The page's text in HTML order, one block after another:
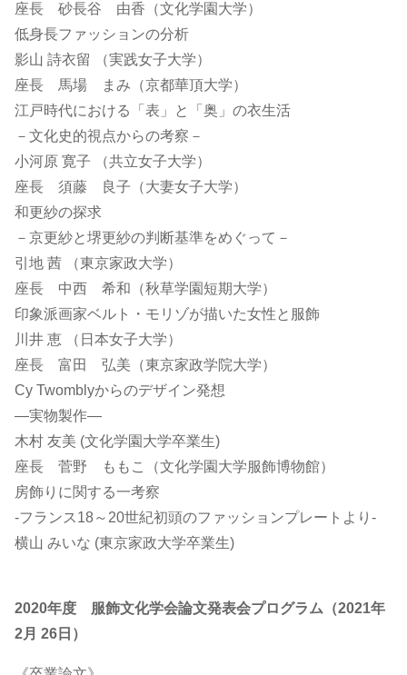
座長 砂長谷 由香（文化学園大学）
低身長ファッションの分析
影山 詩衣留 （実践女子大学）
座長 馬場 まみ（京都華頂大学）
江戸時代における「表」と「奥」の衣生活
－文化史的視点からの考察－
小河原 寛子 （共立女子大学）
座長 須藤 良子（大妻女子大学）
和更紗の探求
－京更紗と堺更紗の判断基準をめぐって－
引地 茜 （東京家政大学）
座長 中西 希和（秋草学園短期大学）
印象派画家ベルト・モリゾが描いた女性と服飾
川井 恵 （日本女子大学）
座長 富田 弘美（東京家政学院大学）
Cy Twomblyからのデザイン発想
―実物製作―
木村 友美 (文化学園大学卒業生)
座長 菅野 ももこ（文化学園大学服飾博物館）
房飾りに関する一考察
-フランス18～20世紀初頭のファッションプレートより-
横山 みいな (東京家政大学卒業生)
2020年度 服飾文化学会論文発表会プログラム（2021年
2月 26日）